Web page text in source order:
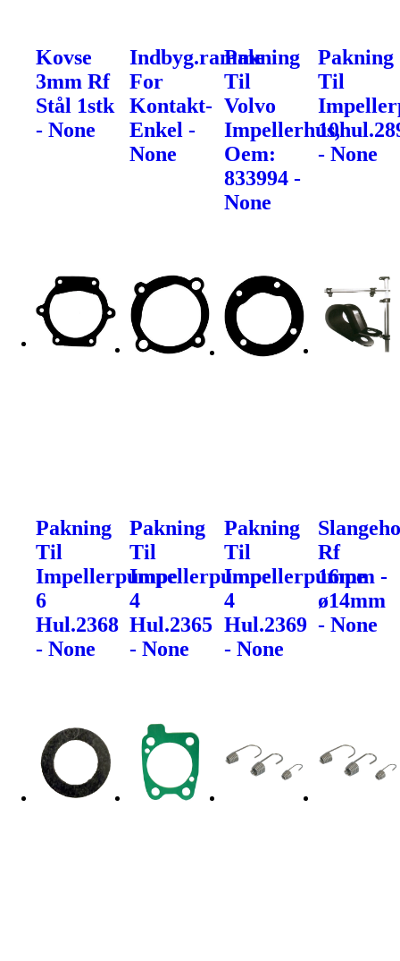
Kovse
3mm Rf
Stål 1stk
- None
Indbyg.ramme
For
Kontakt-
Enkel -
None
Pakning
Til
Volvo
Impellerhus,
Oem:
833994 -
None
Pakning
Til
- None
Pakning
Til
Impellerpumpe
6
Hul.2368
- None
Pakning
Til
Impellerpumpe
4
Hul.2365
- None
Pakning
Til
Impellerpumpe
4
Hul.2369
- None
Rf
16mm -
ø14mm
- None